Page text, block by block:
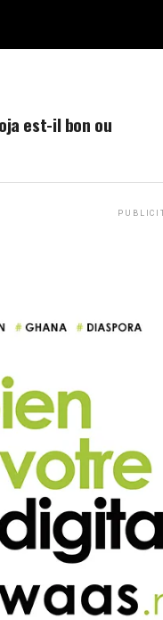
est-il bon ou